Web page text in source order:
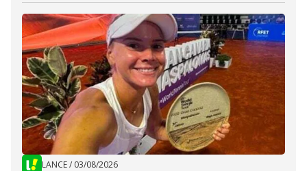
LANCE/ 03/08/2026